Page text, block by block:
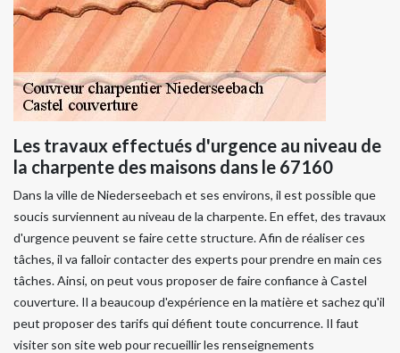
Les travaux effectués d'urgence au niveau de
la charpente des maisons dans le 67160
Dans la ville de Niederseebach et ses environs, il est possible que
soucis surviennent au niveau de la charpente. En effet, des travaux
d'urgence peuvent se faire cette structure. Afin de réaliser ces
tâches, il va falloir contacter des experts pour prendre en main ces
tâches. Ainsi, on peut vous proposer de faire confiance à Castel
couverture. Il a beaucoup d'expérience en la matière et sachez qu'il
peut proposer des tarifs qui défient toute concurrence. Il faut
visiter son site web pour recueillir les renseignements